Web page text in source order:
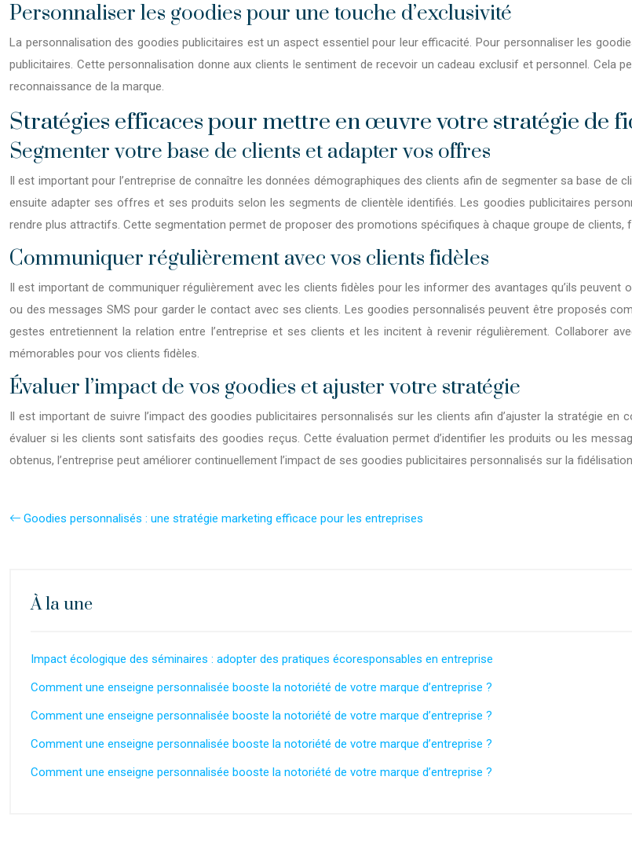
Personnaliser les goodies pour une touche d’exclusivité
La personnalisation des goodies publicitaires est un aspect essentiel pour leur efficacité. Pour personnaliser les
publicitaires. Cette personnalisation donne aux clients le sentiment de recevoir un cadeau exclusif et personnel. Cela
reconnaissance de la marque.
Stratégies efficaces pour mettre en œuvre votre stratégie de
Segmenter votre base de clients et adapter vos offres
Il est important pour l’entreprise de connaître les données démographiques des clients afin de segmenter sa base de
ensuite adapter ses offres et ses produits selon les segments de clientèle identifiés. Les goodies publicitaires
rendre plus attractifs. Cette segmentation permet de proposer des promotions spécifiques à chaque groupe de clients,
Communiquer régulièrement avec vos clients fidèles
Il est important de communiquer régulièrement avec les clients fidèles pour les informer des avantages qu’ils
ou des messages SMS pour garder le contact avec ses clients. Les goodies personnalisés peuvent être proposés
gestes entretiennent la relation entre l’entreprise et ses clients et les incitent à revenir régulièrement. Collaborer
mémorables pour vos clients fidèles.
Évaluer l’impact de vos goodies et ajuster votre stratégie
Il est important de suivre l’impact des goodies publicitaires personnalisés sur les clients afin d’ajuster la stratégie
évaluer si les clients sont satisfaits des goodies reçus. Cette évaluation permet d’identifier les produits ou les
obtenus, l’entreprise peut améliorer continuellement l’impact de ses goodies publicitaires personnalisés sur la
Goodies personnalisés : une stratégie marketing efficace pour les entreprises
À la une
Impact écologique des séminaires : adopter des pratiques écoresponsables en entreprise
Comment une enseigne personnalisée booste la notoriété de votre marque d’entreprise ?
Comment une enseigne personnalisée booste la notoriété de votre marque d’entreprise ?
Comment une enseigne personnalisée booste la notoriété de votre marque d’entreprise ?
Comment une enseigne personnalisée booste la notoriété de votre marque d’entreprise ?